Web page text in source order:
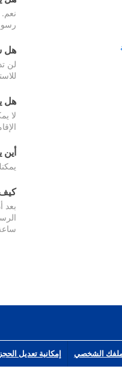
هل
لن
هل
لا
بعد
الشخصي إمكانية تعديل